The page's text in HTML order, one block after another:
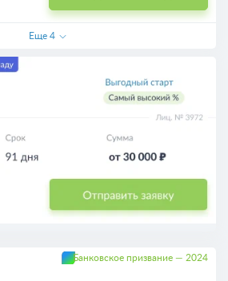
Еще 4
Банковское призвание — 2024